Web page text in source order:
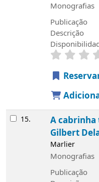
Monografias
Publicação
Descrição
15. A
Gilbert
Marlier
Monografias
Publicação